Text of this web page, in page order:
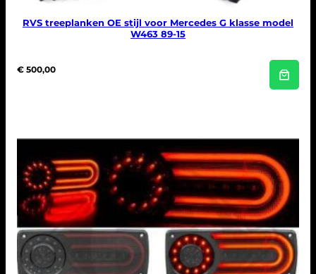
.
RVS treeplanken OE stijl voor Mercedes G klasse model
W463 89-15
€ 500,00